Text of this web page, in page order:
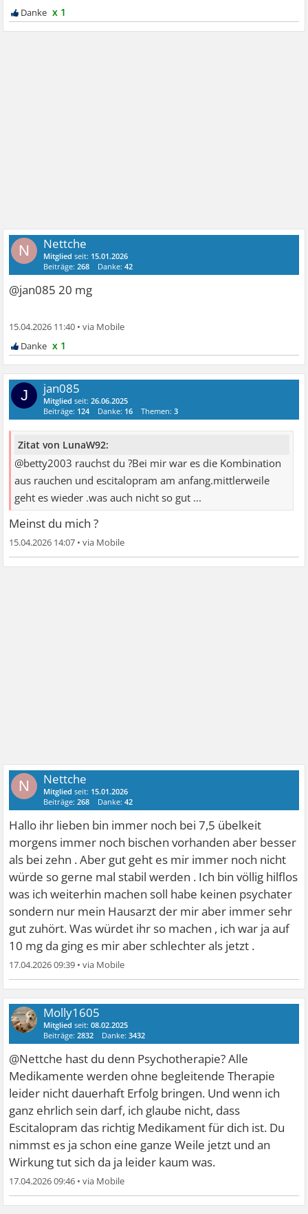
x 1
N Nettche
Mitglied seit: 15.01.2026
Beiträge:268 Danke:42
@jan085 20 mg
15.04.2026 11:40 •
x 1
J jan085
Mitglied seit:26.06.2025
Beiträge: 124 Danke: 16 Themen:3
Zitat von LunaW92:
@betty2003 rauchst du ?Bei mir war es die Kombination
aus rauchen und escitalopram am anfang.mittlerweile
geht es wieder .was auch nicht so gut ...
Meinst du mich ?
15.04.2026 14:07 •
N Nettche
Mitglied seit: 15.01.2026
Beiträge:268 Danke:42
Hallo ihr lieben bin immer noch bei 7,5 übelkeit
morgens immer noch bischen vorhanden aber besser
als bei zehn . Aber gut geht es mir immer noch nicht
würde so gerne mal stabil werden . Ich bin völlig hilflos
was ich weiterhin machen soll habe keinen psychater
sondern nur mein Hausarzt der mir aber immer sehr
gut zuhört. Was würdet ihr so machen , ich war ja auf
10 mg da ging es mir aber schlechter als jetzt .
17.04.2026 09:39 •
Molly1605
Mitglied seit:08.02.2025
Beiträge:2832 Danke:3432
@Nettche hast du denn Psychotherapie? Alle
Medikamente werden ohne begleitende Therapie
leider nicht dauerhaft Erfolg bringen. Und wenn ich
ganz ehrlich sein darf, ich glaube nicht, dass
Escitalopram das richtig Medikament für dich ist. Du
nimmst es ja schon eine ganze Weile jetzt und an
Wirkung tut sich da ja leider kaum was.
17.04.2026 09:46 •